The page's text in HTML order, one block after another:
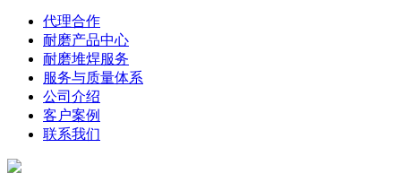
代理合作
耐磨产品中心
耐磨堆焊服务
服务与质量体系
公司介绍
客户案例
联系我们